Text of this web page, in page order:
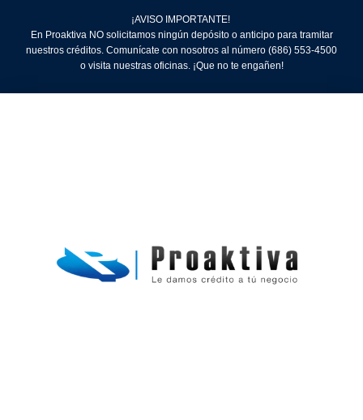
¡AVISO IMPORTANTE!
En Proaktiva NO solicitamos ningún depósito o anticipo para tramitar
nuestros créditos. Comunícate con nosotros al número (686) 553-4500
o visita nuestras oficinas. ¡Que no te engañen!